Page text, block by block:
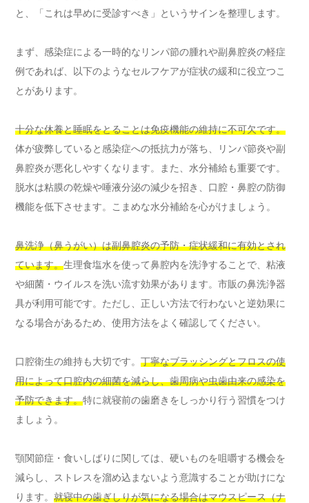
と、「これは早めに受診すべき」というサインを整理します。
まず、感染症による一時的なリンパ節の腫れや副鼻腔炎の軽症
例であれば、以下のようなセルフケアが症状の緩和に役立つこ
とがあります。
十分な休養と睡眠をとることは免疫機能の維持に不可欠です。
体が疲弊していると感染症への抵抗力が落ち、リンパ節炎や副
鼻腔炎が悪化しやすくなります。また、水分補給も重要です。
脱水は粘膜の乾燥や唾液分泌の減少を招き、口腔・鼻腔の防御
機能を低下させます。こまめな水分補給を心がけましょう。
鼻洗浄（鼻うがい）は副鼻腔炎の予防・症状緩和に有効とされ
ています。生理食塩水を使って鼻腔内を洗浄することで、粘液
や細菌・ウイルスを洗い流す効果があります。市販の鼻洗浄器
具が利用可能です。ただし、正しい方法で行わないと逆効果に
なる場合があるため、使用方法をよく確認してください。
口腔衛生の維持も大切です。 丁寧なブラッシングとフロスの使
用によって口腔内の細菌を減らし、歯周病や虫歯由来の感染を
予防できます。特に就寝前の歯磨きをしっかり行う習慣をつけ
ましょう。
顎関節症・食いしばりに関しては、硬いものを咀嚼する機会を
減らし、ストレスを溜め込まないよう意識することが助けにな
ります。 就寝中の歯ぎしりが気になる場合はマウスピース（ナ